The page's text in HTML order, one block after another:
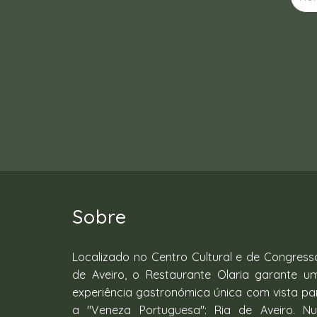
Sobre
Localizado no Centro Cultural e de
de Aveiro, o Restaurante Olaria garante
experiência gastronómica única com vista
a "Veneza Portuguesa": Ria de Aveiro.